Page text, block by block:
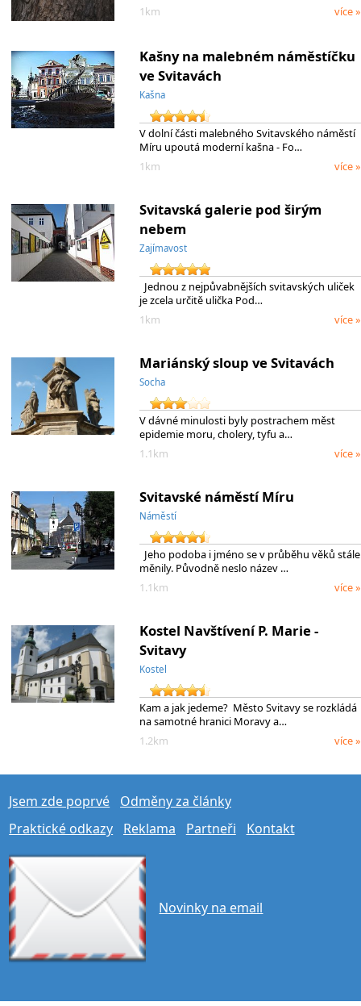
1km
více »
Kašny na malebném náměstíčku
ve Svitavách
Kašna
V dolní části malebného Svitavského náměstí
Míru upoutá moderní kašna - Fo…
1km
více »
Svitavská galerie pod širým
nebem
Zajímavost
Jednou z nejpůvabnějších svitavských uliček
je zcela určitě ulička Pod…
1km
více »
Mariánský sloup ve Svitavách
Socha
V dávné minulosti byly postrachem měst
epidemie moru, cholery, tyfu a…
1.1km
více »
Svitavské náměstí Míru
Náměstí
Jeho podoba i jméno se v průběhu věků stále
měnily. Původně neslo název …
1.1km
více »
Kostel Navštívení P. Marie -
Svitavy
Kostel
Kam a jak jedeme? Město Svitavy se rozkládá
na samotné hranici Moravy a…
1.2km
více »
Jsem zde poprvé
Odměny za články
Praktické odkazy
Reklama Partneři Kontakt
Novinky na email